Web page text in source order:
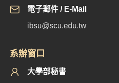
電子郵件 / E-Mail
ibsu@scu.edu.tw
系辦窗口
大學部秘書